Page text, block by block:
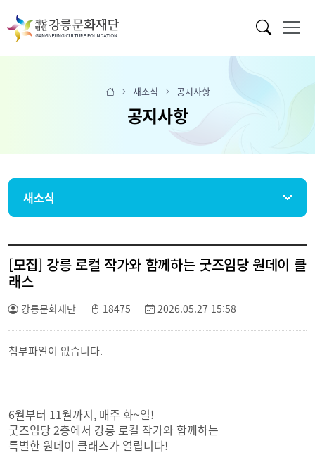
새소식 공지사항
공지사항
새소식
[모집] 강릉 로컬 작가와 함께하는 굿즈임당 원데이 클
래스
강릉문화재단 18475 2026.05.27 15:58
첨부파일이 없습니다.
6월부터 11월까지, 매주 화~일!
굿즈임당 2층에서 강릉 로컬 작가와 함께하는
특별한 원데이 클래스가 열립니다!